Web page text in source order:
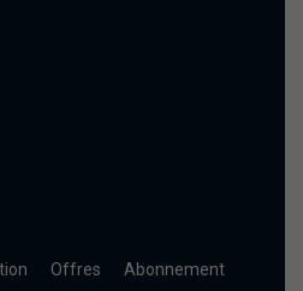
Offres Abonnement